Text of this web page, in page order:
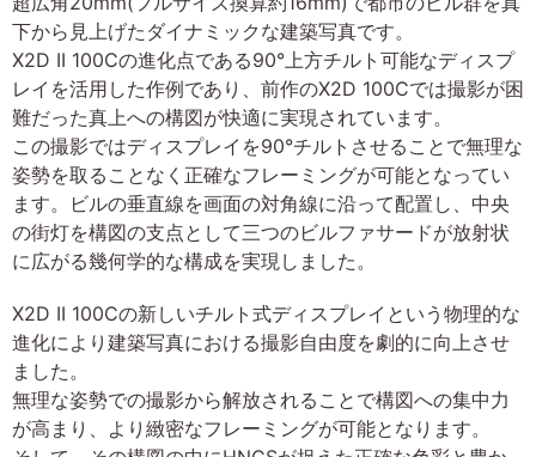
下から見上げたダイナミックな建築写真です。
X2D II 100Cの進化点である90°上方チルト可能なディスプ
レイを活用した作例であり、前作のX2D 100Cでは撮影が困
難だった真上への構図が快適に実現されています。
この撮影ではディスプレイを90°チルトさせることで無理な
姿勢を取ることなく正確なフレーミングが可能となってい
ます。ビルの垂直線を画面の対角線に沿って配置し、中央
の街灯を構図の支点として三つのビルファサードが放射状
に広がる幾何学的な構成を実現しました。
X2D II 100Cの新しいチルト式ディスプレイという物理的な
進化により建築写真における撮影自由度を劇的に向上させ
ました。
無理な姿勢での撮影から解放されることで構図への集中力
が高まり、より緻密なフレーミングが可能となります。